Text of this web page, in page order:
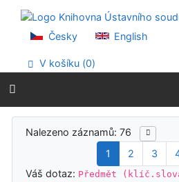
Přejít na menu
Prohlášení o webové přístupnosti
Česky English
V košíku (0)
Výsledky
Nalezeno záznamů: 76
1
2 3
Váš dotaz: Předmět